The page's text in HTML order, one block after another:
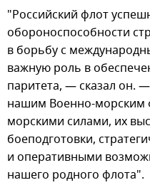
"Российский флот
обороноспособности
в борьбу с
важную роль в
паритета, — сказал он.
нашим Военно-
морскими силами, их
боеподготовки,
и оперативными
нашего родного флота".